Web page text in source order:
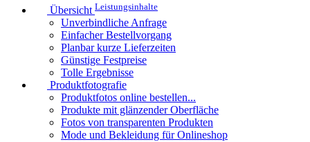
Übersicht Leistungsinhalte
Unverbindliche Anfrage
Einfacher Bestellvorgang
Planbar kurze Lieferzeiten
Günstige Festpreise
Tolle Ergebnisse
Produktfotografie
Produktfotos online bestellen...
Produkte mit glänzender Oberfläche
Fotos von transparenten Produkten
Mode und Bekleidung für Onlineshop